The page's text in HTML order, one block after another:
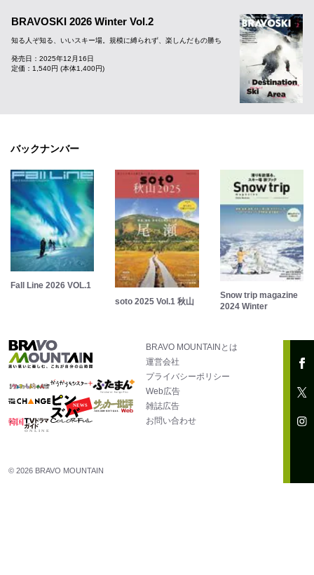
BRAVOSKI 2026 Winter Vol.2
知る人ぞ知る、いいスキー場。規模に縛られず、楽しんだもの勝ち
発売日：2025年12月16日
定価：1,540円 (本体1,400円)
バックナンバー
Fall Line 2026 VOL.1
soto 2025 Vol.1 秋山
Snow trip magazine
2024 Winter
BRAVO MOUNTAINとは
運営会社
プライバシーポリシー
Web広告
雑誌広告
お問い合わせ
© 2026 BRAVO MOUNTAIN